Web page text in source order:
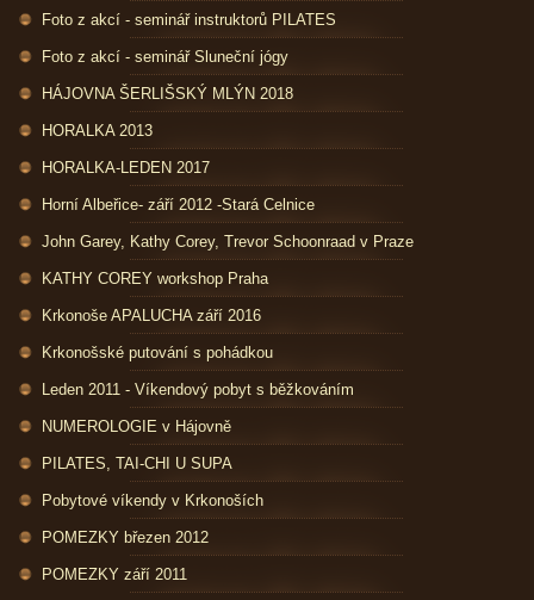
Foto z akcí - seminář instruktorů PILATES
Foto z akcí - seminář Sluneční jógy
HÁJOVNA ŠERLIŠSKÝ MLÝN 2018
HORALKA 2013
HORALKA-LEDEN 2017
Horní Albeřice- září 2012 -Stará Celnice
John Garey, Kathy Corey, Trevor Schoonraad v Praze
KATHY COREY workshop Praha
Krkonoše APALUCHA září 2016
Krkonošské putování s pohádkou
Leden 2011 - Víkendový pobyt s běžkováním
NUMEROLOGIE v Hájovně
PILATES, TAI-CHI U SUPA
Pobytové víkendy v Krkonoších
POMEZKY březen 2012
POMEZKY září 2011